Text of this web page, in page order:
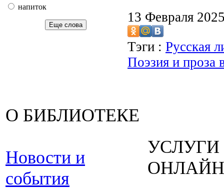
напиток
Еще слова
13 Февраля
Тэги : Русская
Поэзия и проза
О БИБЛИОТЕКЕ
Новости и
события
УСЛУГИ
ОНЛАЙН